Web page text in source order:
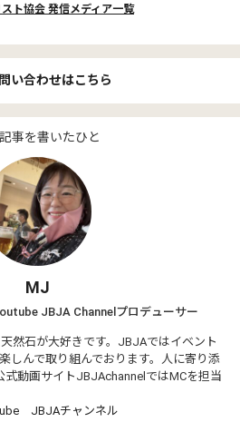
ト協会 発信メディア一覧
い合わせはこちら
事を書いたひと
MJ
JBJA Channelプロデューサー
然石が大好きです。JBJAではイベント
しんで取り組んでおります。人に寄り添
式動画サイトJBJAchannelではMCを担当
JBJAチャンネル